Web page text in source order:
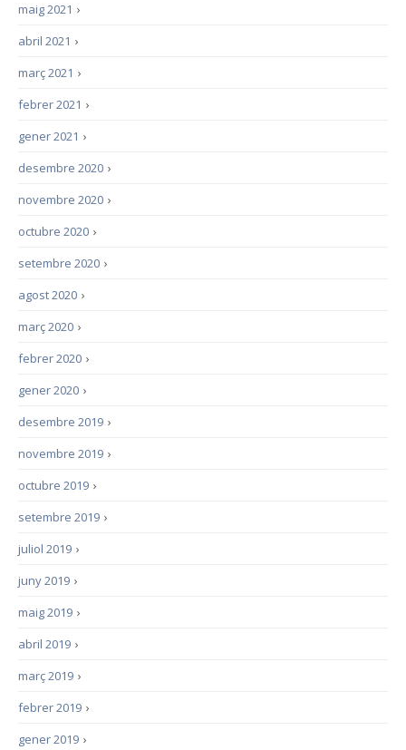
›
maig 2021
›
abril 2021
›
març 2021
›
febrer 2021
›
gener 2021
›
desembre 2020
›
novembre 2020
›
octubre 2020
›
setembre 2020
›
agost 2020
›
març 2020
›
febrer 2020
›
gener 2020
›
desembre 2019
›
novembre 2019
›
octubre 2019
›
setembre 2019
›
juliol 2019
›
juny 2019
›
maig 2019
›
abril 2019
›
març 2019
›
febrer 2019
›
gener 2019